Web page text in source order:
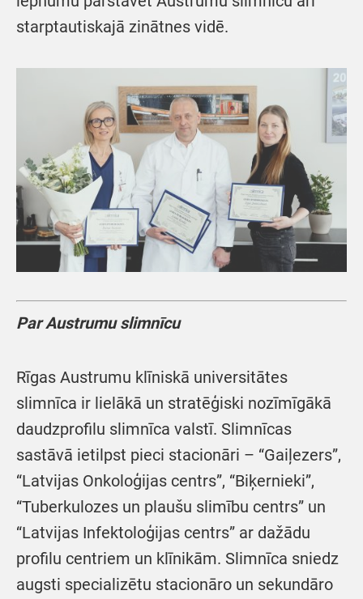
starptautiskajā zinātnes vidē.
Par Austrumu slimnīcu
Rīgas Austrumu klīniskā universitātes
slimnīca ir lielākā un stratēģiski nozīmīgākā
daudzprofilu slimnīca valstī. Slimnīcas
sastāvā ietilpst pieci stacionāri – “Gaiļezers”,
“Latvijas Onkoloģijas centrs”, “Biķernieki”,
“Tuberkulozes un plaušu slimību centrs” un
“Latvijas Infektoloģijas centrs” ar dažādu
profilu centriem un klīnikām. Slimnīca sniedz
augsti specializētu stacionāro un sekundāro